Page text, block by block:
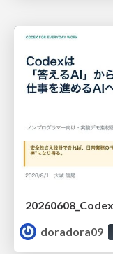
doradora09